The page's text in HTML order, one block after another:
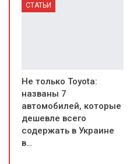
СТАТЬИ
Не только Toyota:
названы 7
автомобилей, которые
дешевле всего
содержать в Украине
в…